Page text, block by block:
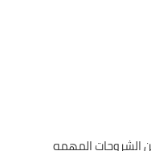
الشروحات المهمه